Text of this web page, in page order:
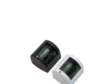
55,00 €